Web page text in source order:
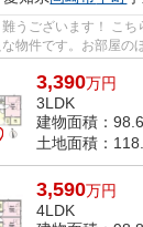
うございます！ こ
物件です。お部屋の
3,390万円
3LDK
建物面積：
土地面積：
3,590万円
4LDK